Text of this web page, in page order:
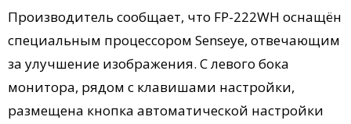
Производитель сообщает, что FP-222WH оснащён
специальным процессором Senseye, отвечающим
за улучшение изображения. С левого бока
монитора, рядом с клавишами настройки,
размещена кнопка автоматической настройки